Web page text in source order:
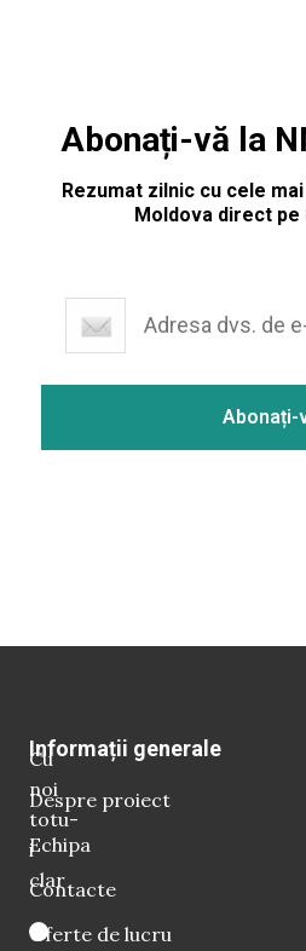
Abonați-vă la
Rezumat zilnic cu cele
Moldova direct pe
Cu
noi
totu-
i
clar
Informații generale
Despre proiect
Echipa
Contacte
Oferte de lucru